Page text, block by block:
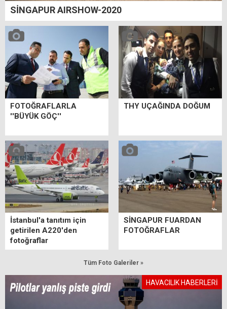
SİNGAPUR AIRSHOW-2020
FOTOĞRAFLARLA
''BÜYÜK GÖÇ''
THY UÇAĞINDA DOĞUM
İstanbul'a tanıtım için
getirilen A220'den
fotoğraflar
SİNGAPUR FUARDAN
FOTOĞRAFLAR
Tüm Foto Galeriler »
HAVACILIK HABERLERİ